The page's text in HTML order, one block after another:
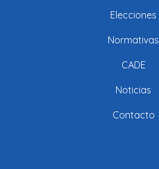
Elecciones
Normativas
CADE
Noticias
Contacto